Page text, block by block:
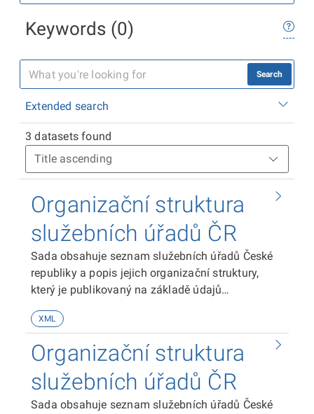
Keywords (0)
Search
Extended search
3 datasets found
Organizační struktura
služebních úřadů ČR
Sada obsahuje seznam služebních úřadů České
republiky a popis jejich organizační struktury,
který je publikovaný na základě údajů
Ministerstva vnitra příslušnými služebními úřady
XML
Organizační struktura
služebních úřadů ČR
Sada obsahuje seznam služebních úřadů České